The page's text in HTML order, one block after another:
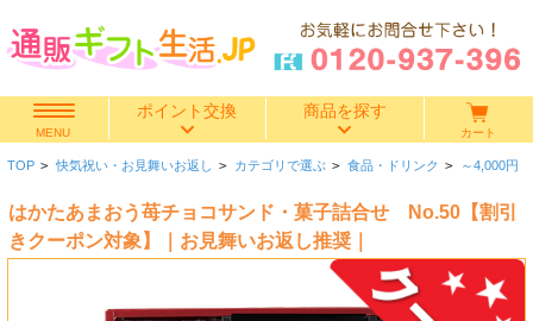
MENU
ポイント交換 商品を探す
快気祝い
香典返し
カート
TOP > 快気祝い・お見舞いお返し > カテゴリで選ぶ > 食品・ドリンク > ～4,000円
はかたあまおう苺チョコサンド・菓子詰合せ No.50【割引
きクーポン対象】｜お見舞いお返し推奨｜